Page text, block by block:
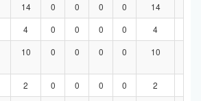
14 0 0 0 0 14
4 0 0 0 0 4
10 0 0 0 0 10
2 0 0 0 0 2